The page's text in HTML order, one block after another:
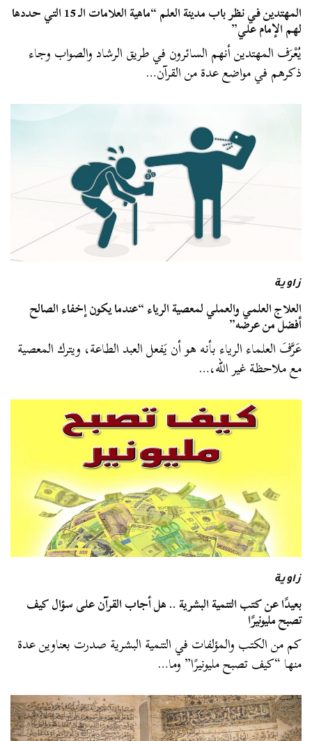
المهتدين في نظر باب مدينة العلم “ماهية العلامات الـ 15 التي حددها
لهم الإمام علي”
يُعْرَف المهتدين أنهم السائرون في طريق الرشاد والصواب وجاء
ذكرهم في مواضع عدة من القرآن…
زاوية
العلاج العلمي والعملي لمعصية الرياء “عندما يكون إخفاء الصالح
أفضل من عرضه”
عَرَّفَ العلماء الرياء بأنه هو أن يَفعل العبد الطاعة، ويترك المعصية
مع ملاحظة غير الله،…
زاوية
بعيدًا عن كتب التنمية البشرية .. هل أجاب القرآن على سؤال كيف
تصبح مليونيرًا
كم من الكتب والمؤلفات في التنمية البشرية صدرت بعناوين عدة
منها “كيف تصبح مليونيرًا” وما…